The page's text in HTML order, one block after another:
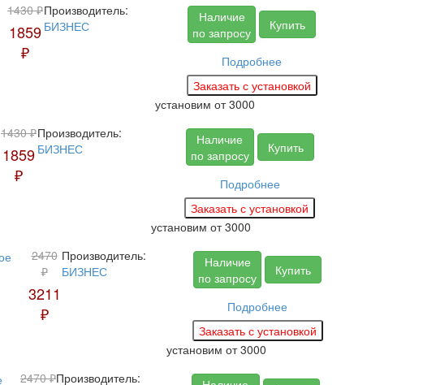
1430 ₽
1859
₽
Производитель:
БИЗНЕС
Наличие
по запросу
Купить
Подробнее
установим от 3000
1430 ₽
1859
₽
Производитель:
БИЗНЕС
Наличие
по запросу
Купить
Подробнее
установим от 3000
2470
₽
3211
₽
Производитель:
БИЗНЕС
Наличие
по запросу
Купить
Подробнее
установим от 3000
2470 ₽Производитель: